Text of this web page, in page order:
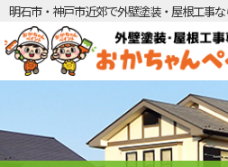
明石市・神戸市近郊で外壁塗装・屋根工事